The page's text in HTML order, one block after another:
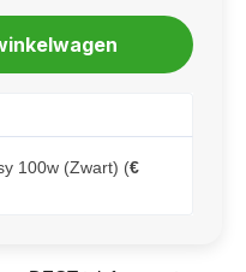
100w (Zwart) (€